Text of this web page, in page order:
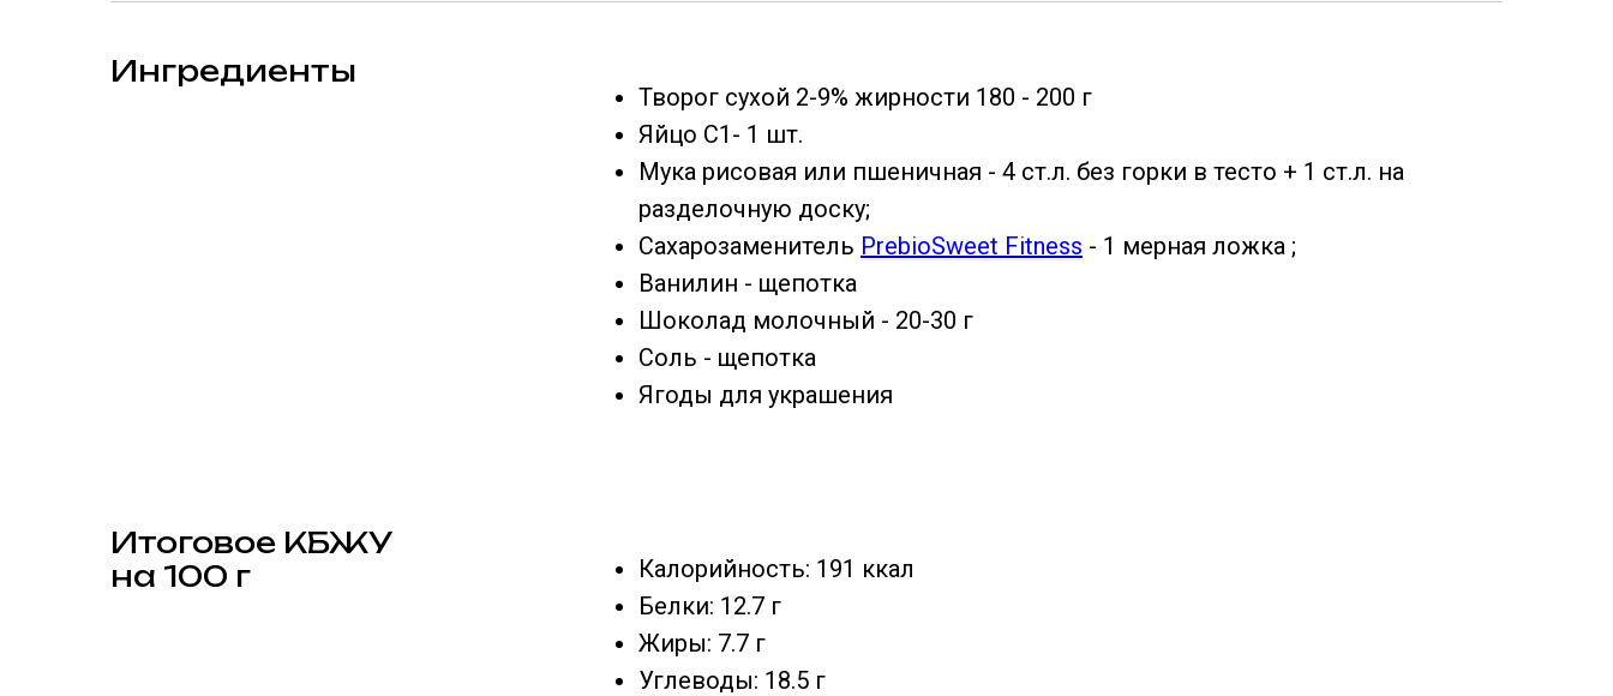
Ингредиенты
Творог сухой 2-9% жирности 180 - 200 г
Яйцо С1- 1 шт.
Мука рисовая или пшеничная - 4 ст.л. без горки в тесто + 1 ст.л. на
разделочную доску;
Сахарозаменитель PrebioSweet Fitness - 1 мерная ложка ;
Ванилин - щепотка
Шоколад молочный - 20-30 г
Соль - щепотка
Ягоды для украшения
Итоговое КБЖУ
на 100 г
Калорийность: 191 ккал
Белки: 12.7 г
Жиры: 7.7 г
Углеводы: 18.5 г